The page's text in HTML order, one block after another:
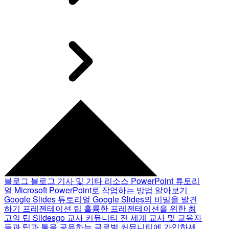
블로그 블로그 기사 및 기타 리소스 PowerPoint 튜토리
얼 Microsoft PowerPoint로 작업하는 방법 알아보기
Google Slides 튜토리얼 Google Slides의 비밀을 발견
하기 프레젠테이션 팁 훌륭한 프레젠테이션을 위한 최
고의 팁 Slidesgo 교사 커뮤니티 전 세계 교사 및 교육자